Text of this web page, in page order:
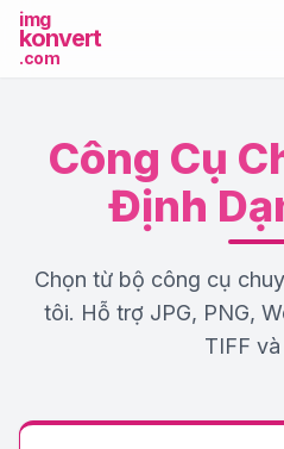
img
konvert
.com
Công cụ
Công Cụ
Định
Chọn từ bộ công cụ
tôi. Hỗ trợ JPG, PNG,
TIFF và